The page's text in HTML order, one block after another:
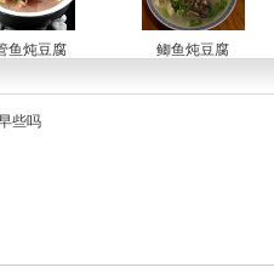
鱼炖豆腐
鲫鱼炖豆腐
些吗